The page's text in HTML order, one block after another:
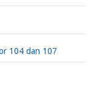
104 dan 107